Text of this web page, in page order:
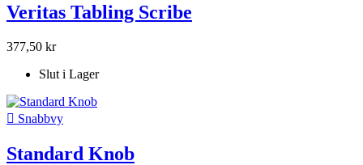
Veritas Tabling Scribe
377,50 kr
Slut i Lager
 Snabbvy
Standard Knob